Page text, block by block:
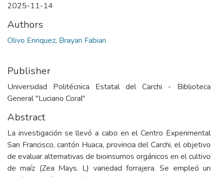
2025-11-14
Authors
Olivo Enriquez, Brayan Fabian
Publisher
Universidad Politécnica Estatal del Carchi - Biblioteca
General "Luciano Coral"
Abstract
La investigación se llevó a cabo en el Centro Experimental
San Francisco, cantón Huaca, provincia del Carchi, el objetivo
de evaluar alternativas de bioinsumos orgánicos en el cultivo
de maíz (Zea Mays. L) variedad forrajera. Se empleó un